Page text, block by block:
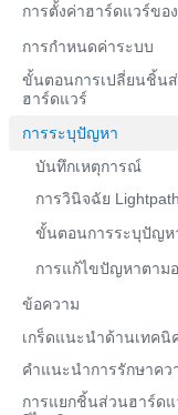
การตั้งค่าฮาร์ดแวร์ขอ
การกำหนดค่าระบบ
ขั้นตอนการเปลี่ยนชิ้น
ฮาร์ดแวร์
การระบุปัญหา
บันทึกเหตุการณ์
การวินิจฉัย Lightpath
ขั้นตอนการระบุปัญห
การแก้ไขปัญหาตาม
ข้อความ
เกร็ดแนะนำด้านเทคนิ
คำแนะนำการรักษาคว
การแยกชิ้นส่วนฮาร์ดแ